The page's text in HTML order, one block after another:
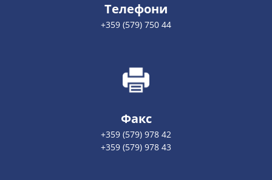
Телефони
+359 (579) 750 44
Факс
+359 (579) 978 42
+359 (579) 978 43